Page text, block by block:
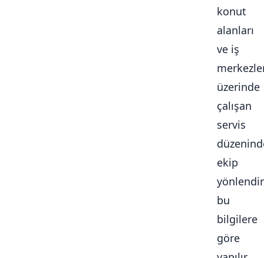
konut
alanları
ve iş
üzerinde
çalışan
servis
ekip
bu
bilgilere
göre